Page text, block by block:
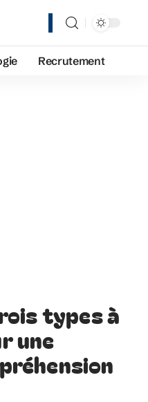
Recrutement
types à
une